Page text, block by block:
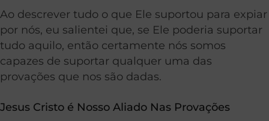
Ao descrever tudo o que Ele suportou para expiar
por nós, eu salientei que, se Ele poderia suportar
tudo aquilo, então certamente nós somos
capazes de suportar qualquer uma das
provações que nos são dadas.
Jesus Cristo é Nosso Aliado Nas Provações